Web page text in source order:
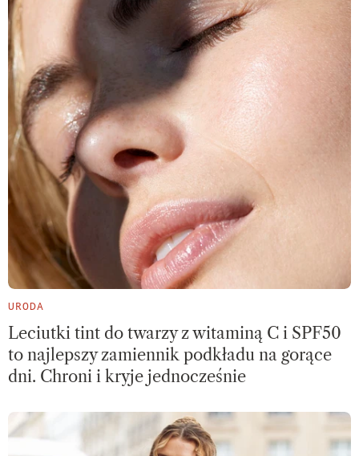
URODA
Leciutki tint do twarzy z witaminą C i SPF50
to najlepszy zamiennik podkładu na gorące
dni. Chroni i kryje jednocześnie